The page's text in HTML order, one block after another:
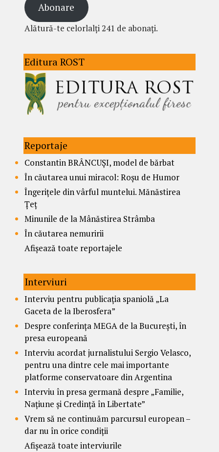
Abonare
Alătură-te celorlalți 241 de abonați.
Editura ROST
Reportaje
Constantin BRÂNCUȘI, model de bărbat
În căutarea unui miracol: Roșu de Humor
Îngerițele din vârful muntelui. Mănăstirea
Țeț
Minunile de la Mânăstirea Strâmba
În căutarea nemuririi
Afișează toate reportajele
Interviuri
Interviu pentru publicația spaniolă „La
Gaceta de la Iberosfera”
Despre conferința MEGA de la București, în
presa europeană
Interviu acordat jurnalistului Sergio Velasco,
pentru una dintre cele mai importante
platforme conservatoare din Argentina
Interviu în presa germană despre „Familie,
Națiune și Credință în Libertate”
Vrem să ne continuăm parcursul european –
dar nu în orice condiții
Afișează toate interviurile